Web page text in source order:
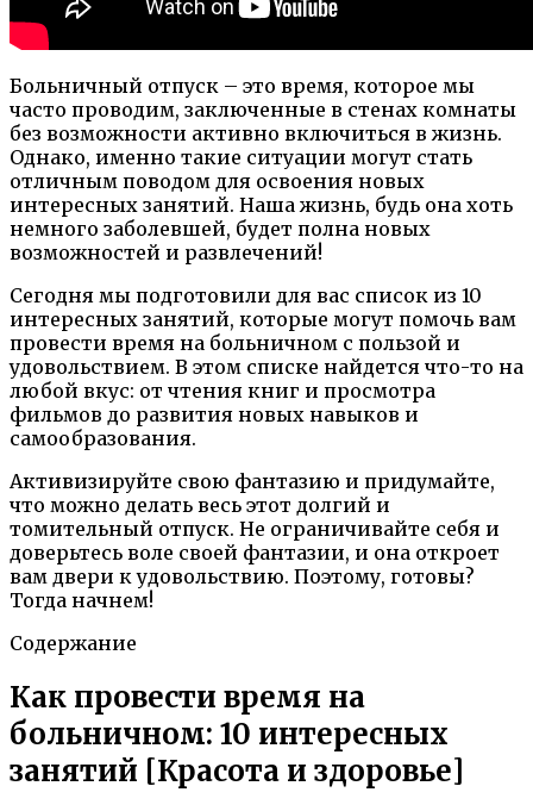
Больничный отпуск – это время, которое мы
часто проводим, заключенные в стенах комнаты
без возможности активно включиться в жизнь.
Однако, именно такие ситуации могут стать
отличным поводом для освоения новых
интересных занятий. Наша жизнь, будь она хоть
немного заболевшей, будет полна новых
возможностей и развлечений!
Сегодня мы подготовили для вас список из 10
интересных занятий, которые могут помочь вам
провести время на больничном с пользой и
удовольствием. В этом списке найдется что-то на
любой вкус: от чтения книг и просмотра
фильмов до развития новых навыков и
самообразования.
Активизируйте свою фантазию и придумайте,
что можно делать весь этот долгий и
томительный отпуск. Не ограничивайте себя и
доверьтесь воле своей фантазии, и она откроет
вам двери к удовольствию. Поэтому, готовы?
Тогда начнем!
Содержание
Как провести время на
больничном: 10 интересных
занятий [Красота и здоровье]